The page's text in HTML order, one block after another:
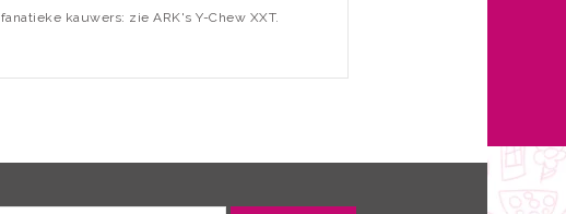
fanatieke kauwers: zie ARK's Y-Chew XXT.